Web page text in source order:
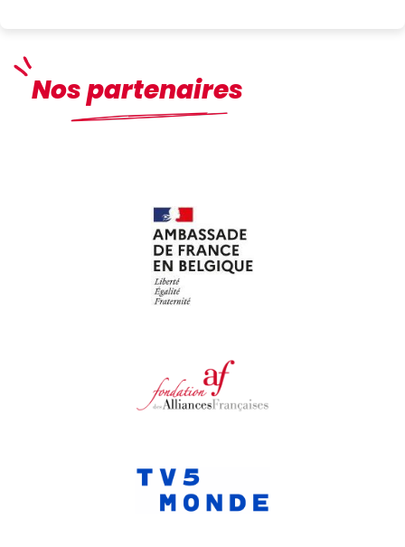
Nos partenaires